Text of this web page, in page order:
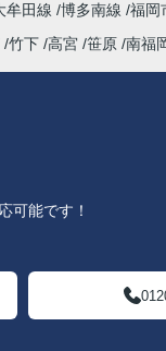
牟田線 博多南線 福岡
竹下 高宮 笹原 南福
可能です！